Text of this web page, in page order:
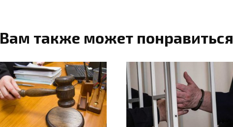
Вам также может понравиться